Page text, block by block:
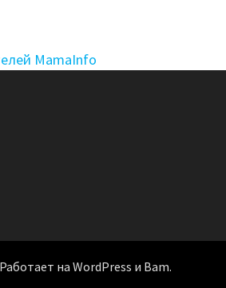
MamaInfo
на WordPress и Bam.